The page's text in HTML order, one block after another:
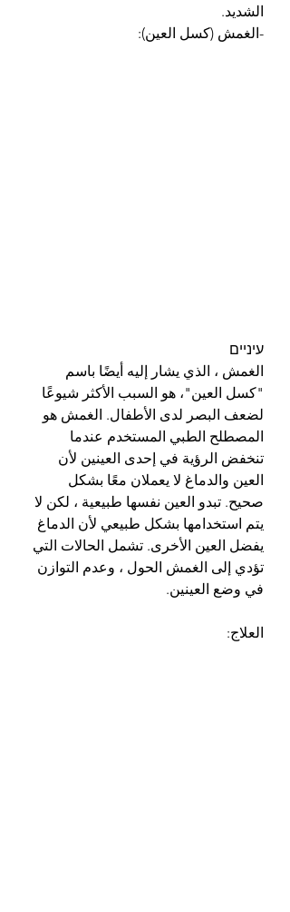
الشديد.
-الغمش (كسل العين):
עיניים
الغمش ، الذي يشار إليه أيضًا باسم
"كسل العين"، هو السبب الأكثر شيوعًا
لضعف البصر لدى الأطفال. الغمش هو
المصطلح الطبي المستخدم عندما
تنخفض الرؤية في إحدى العينين لأن
العين والدماغ لا يعملان معًا بشكل
صحيح. تبدو العين نفسها طبيعية ، لكن لا
يتم استخدامها بشكل طبيعي لأن الدماغ
يفضل العين الأخرى. تشمل الحالات التي
تؤدي إلى الغمش الحول ، وعدم التوازن
في وضع العينين.
العلاج: